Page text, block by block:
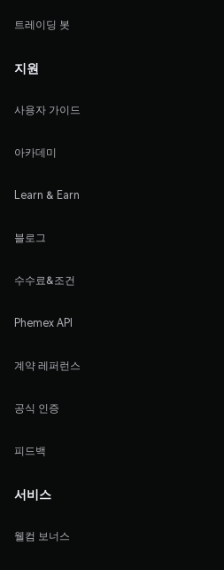
트레이딩 봇
지원
사용자 가이드
아카데미
Learn & Earn
블로그
수수료&조건
Phemex API
계약 레퍼런스
공식 인증
피드백
서비스
웰컴 보너스